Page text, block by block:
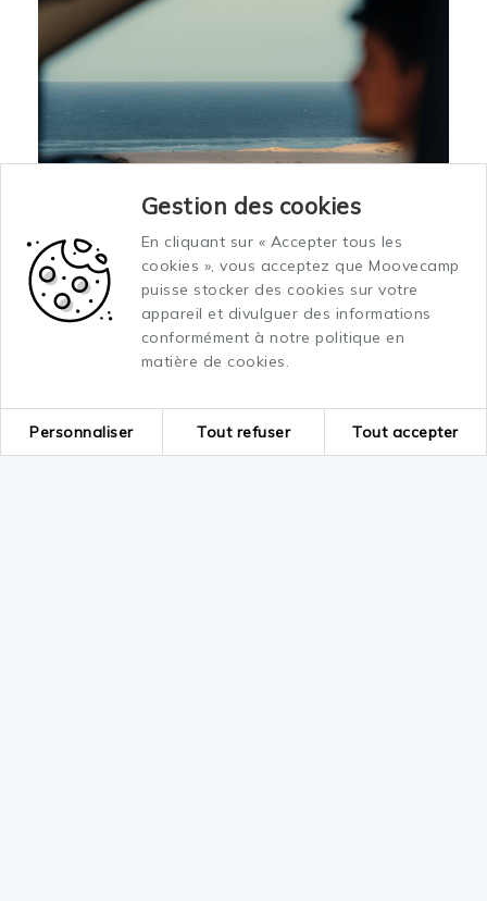
Gestion des cookies
En cliquant sur « Accepter tous les
cookies », vous acceptez que Moovecamp
puisse stocker des cookies sur votre
appareil et divulguer des informations
conformément à notre politique en
matière de cookies.
Personnaliser Tout refuser Tout accepter